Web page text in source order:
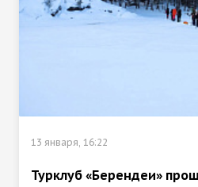
13 января, 16:22
Турклуб «Берендеи»